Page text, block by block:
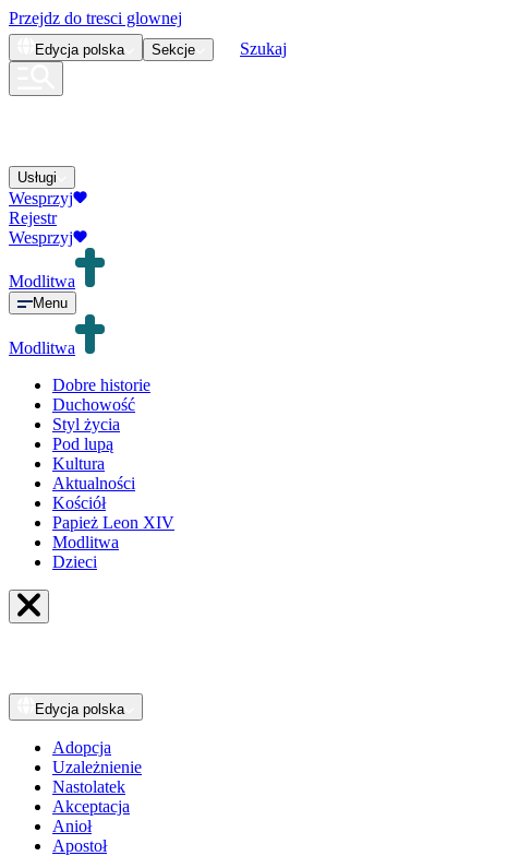
Przejdz do tresci glownej
Edycja polska Sekcje Szukaj
Usługi
Wesprzyj
Rejestr
Wesprzyj
Modlitwa
Menu
Modlitwa
Dobre historie
Duchowość
Styl życia
Pod lupą
Kultura
Aktualności
Kościół
Papież Leon XIV
Modlitwa
Dzieci
Edycja polska
Adopcja
Uzależnienie
Nastolatek
Akceptacja
Anioł
Apostoł